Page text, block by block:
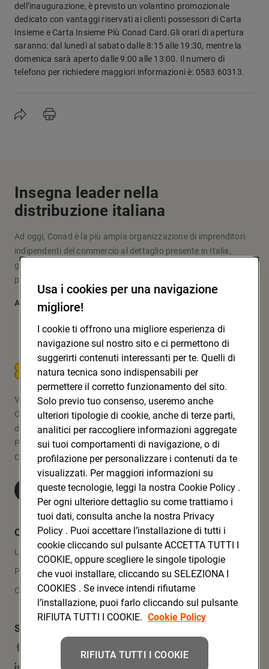
dell’inaugurazione, è previsto un volantino promozionale
dedicato con vantaggi riservati ai clienti possessori di Carta
Insieme e Carta Insieme Più Conad Card.Gli orari di apertura
saranno: dal lunedì al sabato dalle 8:15 alle 19:30, mentre la
domenica sarà aperto dalle 9:00 alle 13:00. Il numero di
telefono per richiedere maggiori informazioni è: 0583 60313.
Insegna leader nella
distribuzione italiana
Ad oggi, Conad è la più ampia organizzazione di imprenditori
indipendenti del commercio al dettaglio presente in Italia,
grazie a un modello originale d’impresa e fare la spesa che
pone al centro le persone: i soci, i clienti, la comunità.
Approfondisci
CONAD SOC. COOP.
Via Michelino, 59 | 40127 BOLOGNA
Codice Fiscale e Registro Imprese
di Bologna 00865960157
PARTITA IVA 03320960374
CONAD SOC. COOP.
Visita Conad.it
Quicklinks
Lavora con noi
Press Area
Contatti
Social Media
Usa i cookies per una navigazione
migliore!
I cookie ti offrono una migliore esperienza di
navigazione sul nostro sito e ci permettono di
suggerirti contenuti interessanti per te. Quelli di
natura tecnica sono indispensabili per
permettere il corretto funzionamento del sito.
Solo previo tuo consenso, useremo anche
ulteriori tipologie di cookie, anche di terze parti,
analitici per raccogliere informazioni aggregate
sui tuoi comportamenti di navigazione, o di
profilazione per personalizzare i contenuti da te
visualizzati. Per maggiori informazioni su
queste tecnologie, leggi la nostra Cookie Policy .
Per ogni ulteriore dettaglio su come trattiamo i
tuoi dati, consulta anche la nostra Privacy
Policy . Puoi accettare l’installazione di tutti i
cookie cliccando sul pulsante ACCETTA TUTTI I
COOKIE, oppure scegliere le singole tipologie
che vuoi installare, cliccando su SELEZIONA I
COOKIES . Se invece intendi rifiutarne
l’installazione, puoi farlo cliccando sul pulsante
RIFIUTA TUTTI I COOKIE. Cookie Policy
RIFIUTA TUTTI I COOKIE